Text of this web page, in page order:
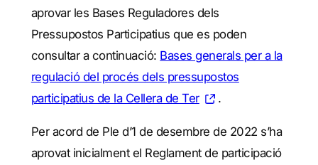
aprovar les Bases Reguladores dels
Pressupostos Participatius que es poden
consultar a continuació: Bases generals per a la
regulació del procés dels pressupostos
participatius de la Cellera de Ter
.
Per acord de Ple d’1 de desembre de 2022 s’ha
aprovat inicialment el Reglament de participació